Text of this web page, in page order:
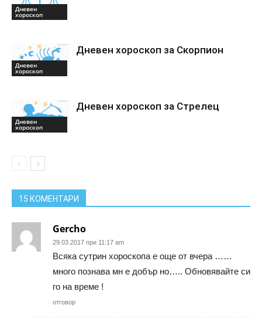
Дневен
хороскоп
Дневен
хороскоп
Дневен хороскоп за Скорпион
Дневен
хороскоп
Дневен хороскоп за Стрелец
15 КОМЕНТАРИ
Gercho
29.03.2017 при 11:17 am
Всяка сутрин хороскопа е още от вчера ……
много познава мн е добър но….. Обновявайте си
го на време !
отговор